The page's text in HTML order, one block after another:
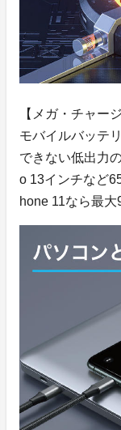
【メガ・チャー
モバイルバッテ
できない低出力
o 13インチなど
hone 11なら最大